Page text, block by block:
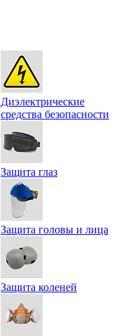
Диэлектрические
средства безопасности
Защита глаз
Защита головы и лица
Защита коленей